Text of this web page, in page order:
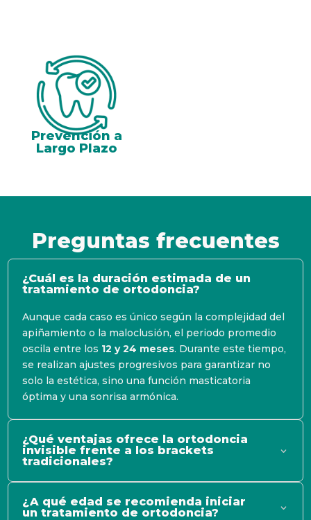
Prevención a
Largo Plazo
Preguntas frecuentes
¿Cuál es la duración estimada de un
tratamiento de ortodoncia?
Aunque cada caso es único según la complejidad del
apiñamiento o la maloclusión, el periodo promedio
oscila entre los 12 y 24 meses. Durante este tiempo,
se realizan ajustes progresivos para garantizar no
solo la estética, sino una función masticatoria
óptima y una sonrisa armónica.
¿Qué ventajas ofrece la ortodoncia
invisible frente a los brackets
tradicionales?
¿A qué edad se recomienda iniciar
un tratamiento de ortodoncia?